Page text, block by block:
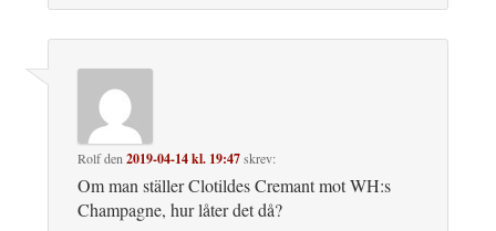
Rolfden2019-04-14 kl. 19:47skrev:
Om man ställer Clotildes Cremant mot WH:s
Champagne, hur låter det då?